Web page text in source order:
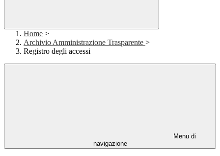
Home >
Archivio Amministrazione Trasparente >
Registro degli accessi
Menu di
navigazione